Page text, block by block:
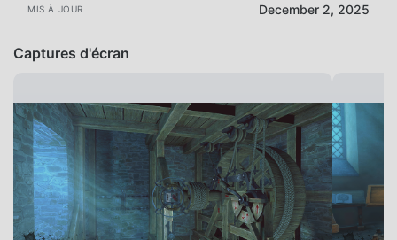
MIS À JOUR December 2, 2025
Captures d'écran